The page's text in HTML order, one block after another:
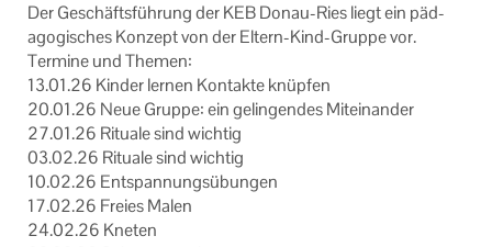
Der Ge­schäfts­füh­rung der KEB Donau-​Ries liegt ein päd­
ago­gi­sches Kon­zept von der Eltern-​Kind-Gruppe vor.
Ter­mi­ne und The­men:
13.01.26 Kin­der ler­nen Kon­tak­te knüp­fen
20.01.26 Neue Grup­pe: ein ge­lin­gen­des Mit­ein­an­der
27.01.26 Ri­tua­le sind wich­tig
03.02.26 Ri­tua­le sind wich­tig
10.02.26 Ent­span­nungs­übun­gen
17.02.26 Frei­es Malen
24.02.26 Kne­ten
Impressum
Datenschutzerklärung